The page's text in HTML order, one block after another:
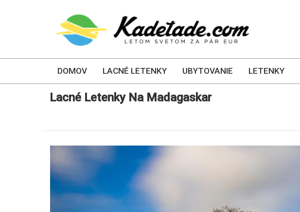
DOMOV LACNÉ LETENKY UBYTOVANIE LETENKY
Lacné Letenky Na Madagaskar